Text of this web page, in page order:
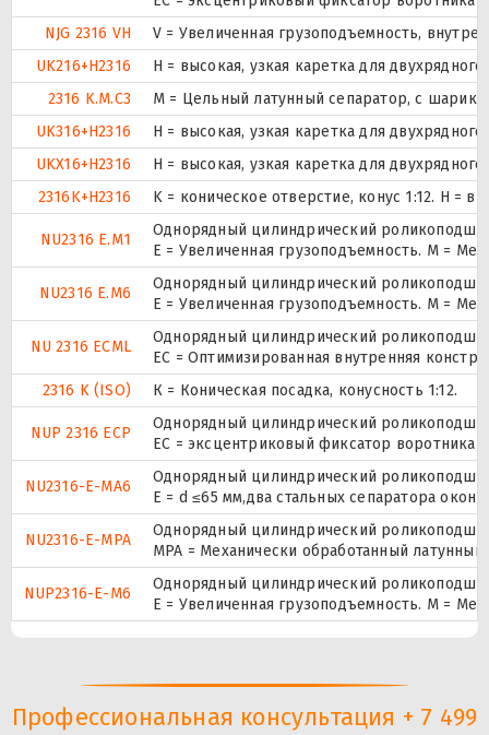
NJG 2316 VH
V = Увеличенная грузоподъемность,
UK216+H2316
H = высокая, узкая каретка для
2316 K.M.C3
M = Цельный латунный сепаратор, с
UK316+H2316
H = высокая, узкая каретка для
UKX16+H2316
H = высокая, узкая каретка для
2316K+H2316
K = коническое отверстие, конус 1:12. H =
NU2316 E.M1
Однорядный цилиндрический
E = Увеличенная грузоподъемность. М =
NU2316 E.M6
Однорядный цилиндрический
E = Увеличенная грузоподъемность. М =
NU 2316 ECML
Однорядный цилиндрический
EC = Оптимизированная внутренняя
2316 K (ISO)
К = Коническая посадка, конусность 1:12.
NUP 2316 ECP
Однорядный цилиндрический
ЕС = эксцентриковый фиксатор воротника
NU2316-E-MA6
Однорядный цилиндрический
E = d ≤65 мм,два стальных сепаратора
NU2316-E-MPA
Однорядный цилиндрический
MPA = Механически обработанный латунный
NUP2316-E-M6
Однорядный цилиндрический
E = Увеличенная грузоподъемность. М =
Профессиональная консультация + 7 499